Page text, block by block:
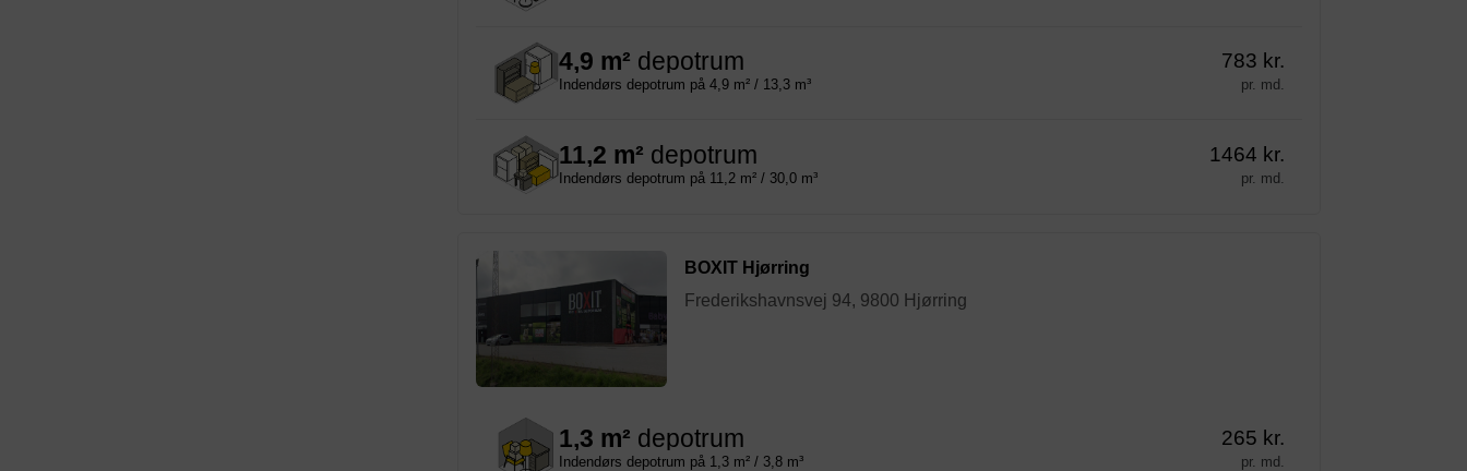
4,9 m² depotrum
Indendørs depotrum på 4,9 m² / 13,3 m³
783 kr.
pr. md.
11,2 m² depotrum
Indendørs depotrum på 11,2 m² / 30,0 m³
1464 kr.
pr. md.
BOXIT Hjørring
Frederikshavnsvej 94, 9800 Hjørring
1,3 m² depotrum
Indendørs depotrum på 1,3 m² / 3,8 m³
265 kr.
pr. md.